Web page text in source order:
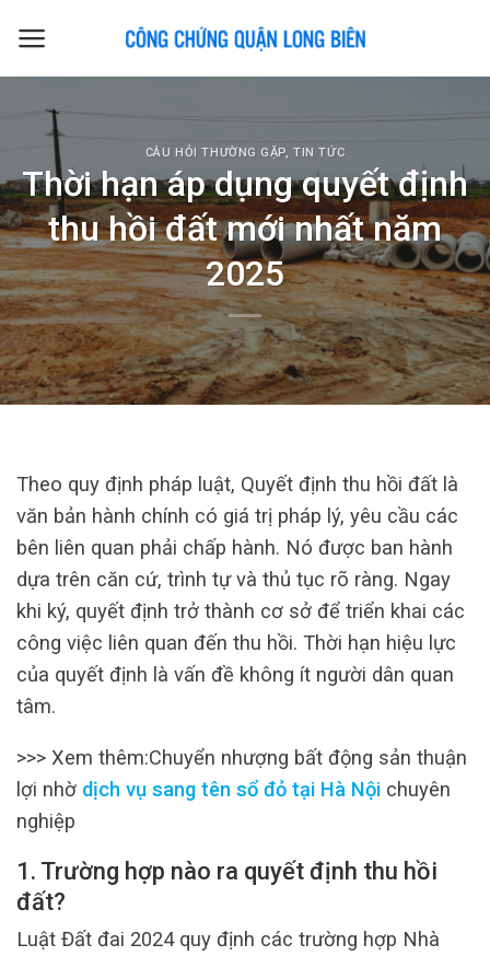
CÂU HỎI THƯỜNG GẶP,TIN TỨC
Thời hạn áp dụng quyết định
thu hồi đất mới nhất năm
2025
Theo quy định pháp luật, Quyết định thu hồi đất là
văn bản hành chính có giá trị pháp lý, yêu cầu các
bên liên quan phải chấp hành. Nó được ban hành
dựa trên căn cứ, trình tự và thủ tục rõ ràng. Ngay
khi ký, quyết định trở thành cơ sở để triển khai các
công việc liên quan đến thu hồi. Thời hạn hiệu lực
của quyết định là vấn đề không ít người dân quan
tâm.
>>> Xem thêm:Chuyển nhượng bất động sản thuận
lợi nhờ dịch vụ sang tên sổ đỏ tại Hà Nội chuyên
nghiệp
1. Trường hợp nào ra quyết định thu hồi
đất?
Luật Đất đai 2024 quy định các trường hợp Nhà